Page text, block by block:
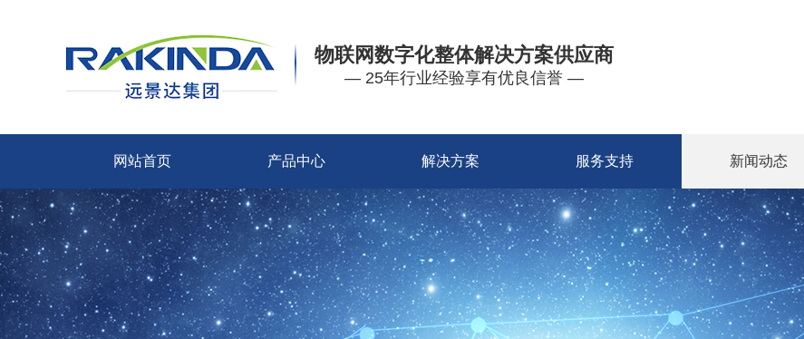
物联网数字化整体解决方案供应商
— 25年行业经验享有优良信誉 —
网站首页 产品中心 解决方案 服务支持 新闻动态